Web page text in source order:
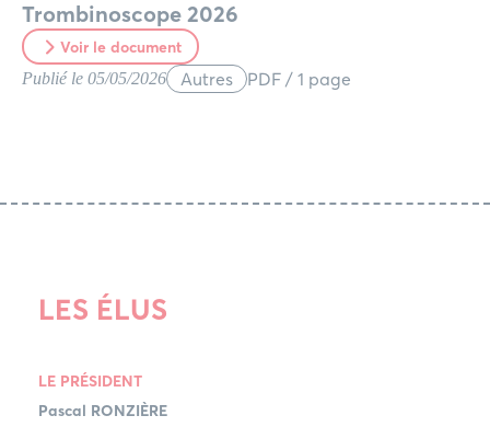
Trombinoscope 2026
Voir le document
Publié le 05/05/2026
Autres PDF / 1 page
LES ÉLUS
LE PRÉSIDENT
Pascal RONZIÈRE